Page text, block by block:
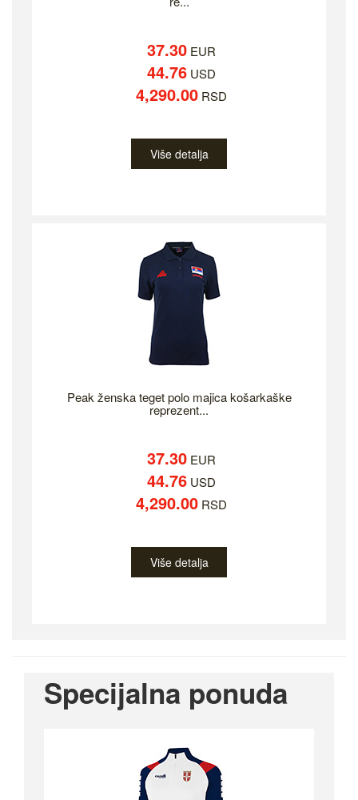
37.30EUR
44.76USD
4,290.00RSD
Više detalja
Peak ženska teget polo majica košarkaške
reprezent...
37.30EUR
44.76USD
4,290.00RSD
Više detalja
Specijalna ponuda